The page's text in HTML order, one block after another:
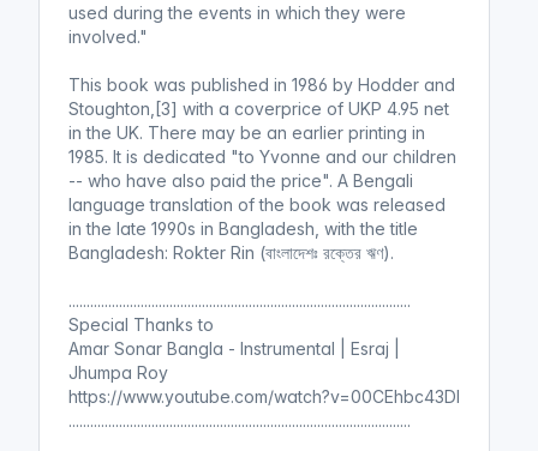
used during the events in which they were
involved."
This book was published in 1986 by Hodder and
Stoughton,[3] with a coverprice of UKP 4.95 net
in the UK. There may be an earlier printing in
1985. It is dedicated "to Yvonne and our children
-- who have also paid the price". A Bengali
language translation of the book was released
in the late 1990s in Bangladesh, with the title
Bangladesh: Rokter Rin (বাংলাদেশঃ রক্তের ঋণ).
...............................................................................................
Special Thanks to
Amar Sonar Bangla - Instrumental | Esraj |
Jhumpa Roy
https://www.youtube.com/watch?v=00CEhbc43DI
...............................................................................................